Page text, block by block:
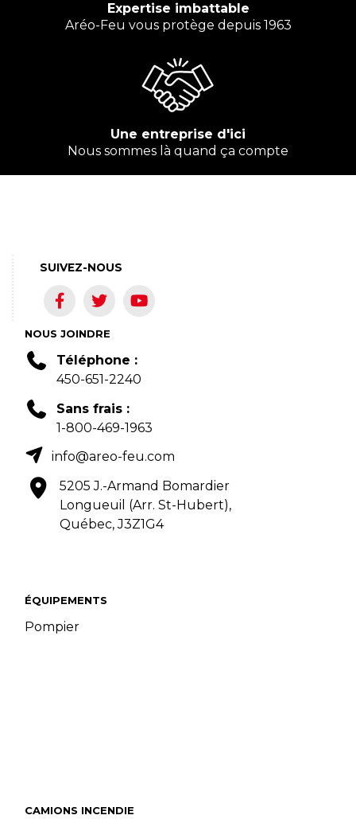
Expertise imbattable
Aréo-Feu vous protège depuis 1963
Une entreprise d'ici
Nous sommes là quand ça compte
ÉQUIPEMENTS
Pompier
CAMIONS INCENDIE
NOUS JOINDRE
Téléphone :
450-651-2240
Sans frais :
1-800-469-1963
info@areo-feu.com
5205 J.-Armand Bomardier
Longueuil (Arr. St-Hubert),
Québec, J3Z1G4
SUIVEZ-NOUS